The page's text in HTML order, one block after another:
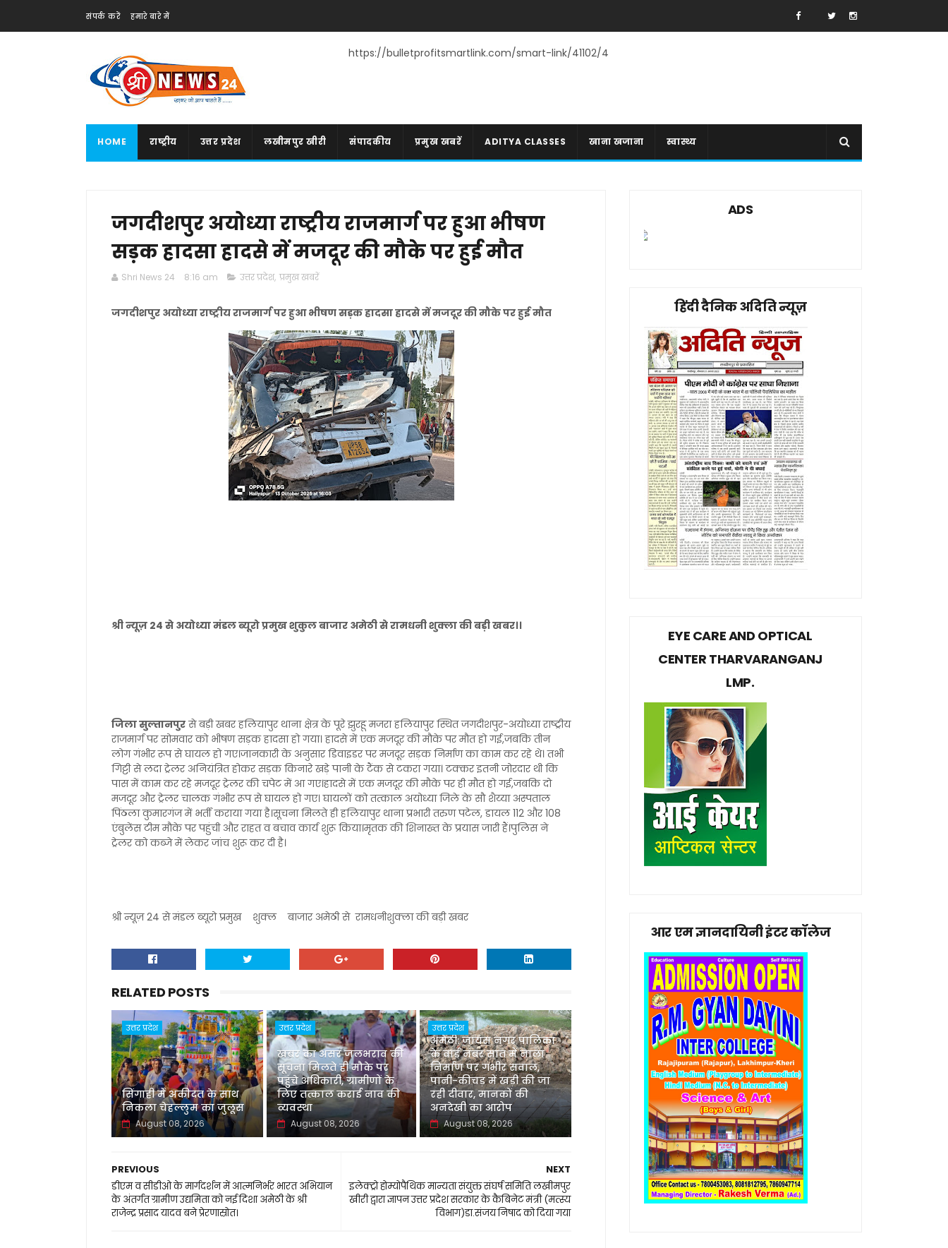
संपर्क करें हमारे बारे में
https://bulletprofitsmartlink.com/smart-link/41102/4
HOME राष्ट्रीय उत्तर प्रदेश लखीमपुर खीरी संपादकीय प्रमुख खबरें ADITYA CLASSES खाना खजाना स्वास्थ्य
जगदीशपुर अयोध्या राष्ट्रीय राजमार्ग पर हुआ भीषण
सड़क हादसा हादसे में मजदूर की मौके पर हुई मौत
Shri News 24 8:16 am उत्तर प्रदेश, प्रमुख खबरें
जगदीशपुर अयोध्या राष्ट्रीय राजमार्ग पर हुआ भीषण सड़क हादसा हादसे में मजदूर की मौके पर हुई मौत
श्री न्यूज़ 24 से अयोध्या मंडल ब्यूरो प्रमुख शुकुल बाजार अमेठी से रामधनी शुक्ला की बड़ी खबर।।
जिला सुल्तानपुरसे बड़ी खबर हलियापुर थाना क्षेत्र के पूरे झुरहू मजरा हलियापुर स्थित जगदीशपुर-अयोध्या राष्ट्रीय
राजमार्ग पर सोमवार को भीषण सड़क हादसा हो गया। हादसे में एक मजदूर की मौके पर मौत हो गई,जबकि तीन
लोग गंभीर रूप से घायल हो गए।जानकारी के अनुसार डिवाइडर पर मजदूर सड़क निर्माण का काम कर रहे थे। तभी
गिट्टी से लदा ट्रेलर अनियंत्रित होकर सड़क किनारे खड़े पानी के टैंक से टकरा गया। टक्कर इतनी जोरदार थी कि
पास में काम कर रहे मजदूर ट्रेलर की चपेट में आ गए।हादसे में एक मजदूर की मौके पर ही मौत हो गई,जबकि दो
मजदूर और ट्रेलर चालक गंभीर रूप से घायल हो गए। घायलों को तत्काल अयोध्या जिले के सौ शैय्या अस्पताल
पिंठला कुमारगंज में भर्ती कराया गया है।सूचना मिलते ही हलियापुर थाना प्रभारी तरुण पटेल, डायल 112 और 108
एंबुलेंस टीम मौके पर पहुंची और राहत व बचाव कार्य शुरू किया।मृतक की शिनाख्त के प्रयास जारी हैं।पुलिस ने
ट्रेलर को कब्जे में लेकर जांच शुरू कर दी है।
श्री न्यूज़ 24 से मंडल ब्यूरो प्रमुख शुक्ल बाजार अमेठी से रामधनीशुक्ला की बड़ी खबर
RELATED POSTS
उत्तर प्रदेश
सिंगाही में अकीदत के साथ
निकला चेहल्लुम का जुलूस
August 08, 2026
उत्तर प्रदेश
खबर का असर जलभराव की
सूचना मिलते ही मौके पर
पहुंचे अधिकारी, ग्रामीणों के
लिए तत्काल कराई नाव की
व्यवस्था
August 08, 2026
उत्तर प्रदेश
अमेठी: जायस नगर पालिका
के वार्ड नंबर सात में नाला
निर्माण पर गंभीर सवाल,
पानी-कीचड़ में खड़ी की जा
रही दीवार, मानकों की
अनदेखी का आरोप
August 08, 2026
NEXT
इलेक्ट्रो होम्योपैथिक मान्यता संयुक्त संघर्ष समिति लखीमपुर
खीरी द्वारा ज्ञापन उत्तर प्रदेश सरकार के कैबिनेट मंत्री (मत्स्य
विभाग)डा.संजय निषाद को दिया गया
PREVIOUS
डीएम व सीडीओ के मार्गदर्शन में आत्मनिर्भर भारत अभियान
के अंतर्गत ग्रामीण उद्यमिता को नई दिशा अमेठी के श्री
राजेन्द्र प्रसाद यादव बने प्रेरणास्रोत।
ADS
हिंदी दैनिक अदिति न्यूज़
EYE CARE AND OPTICAL
CENTER THARVARANGANJ
LMP.
आर एम ज्ञानदायिनी इंटर कॉलेज